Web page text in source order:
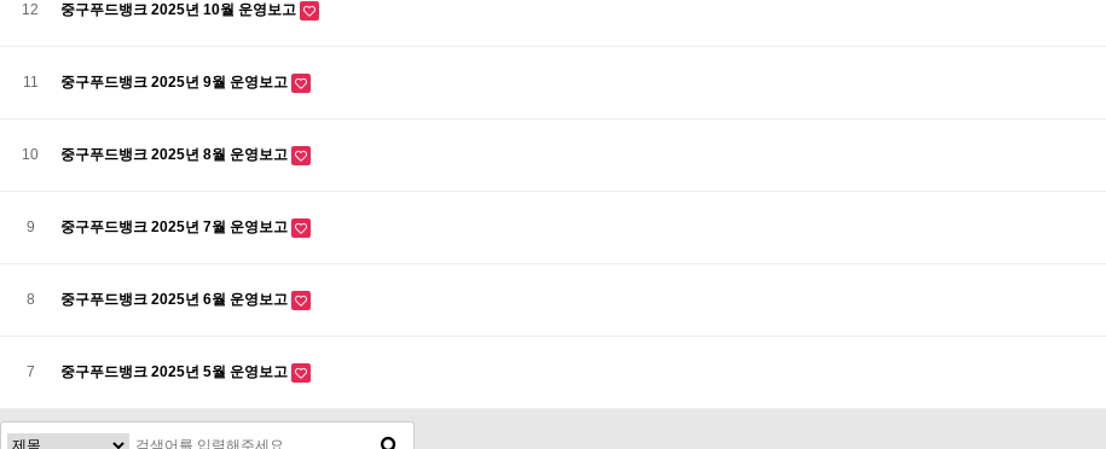
12 중구푸드뱅크 2025년 10월 운영보고
11 중구푸드뱅크 2025년 9월 운영보고
10 중구푸드뱅크 2025년 8월 운영보고
9 중구푸드뱅크 2025년 7월 운영보고
8 중구푸드뱅크 2025년 6월 운영보고
7 중구푸드뱅크 2025년 5월 운영보고